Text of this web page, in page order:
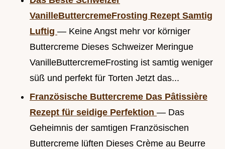
VanilleButtercremeFrosting Rezept Samtig
Luftig — Keine Angst mehr vor körniger
Buttercreme Dieses Schweizer Meringue
VanilleButtercremeFrosting ist samtig weniger
süß und perfekt für Torten Jetzt das...
Französische Buttercreme Das Pâtissière
Rezept für seidige Perfektion — Das
Geheimnis der samtigen Französischen
Buttercreme lüften Dieses Crème au Beurre